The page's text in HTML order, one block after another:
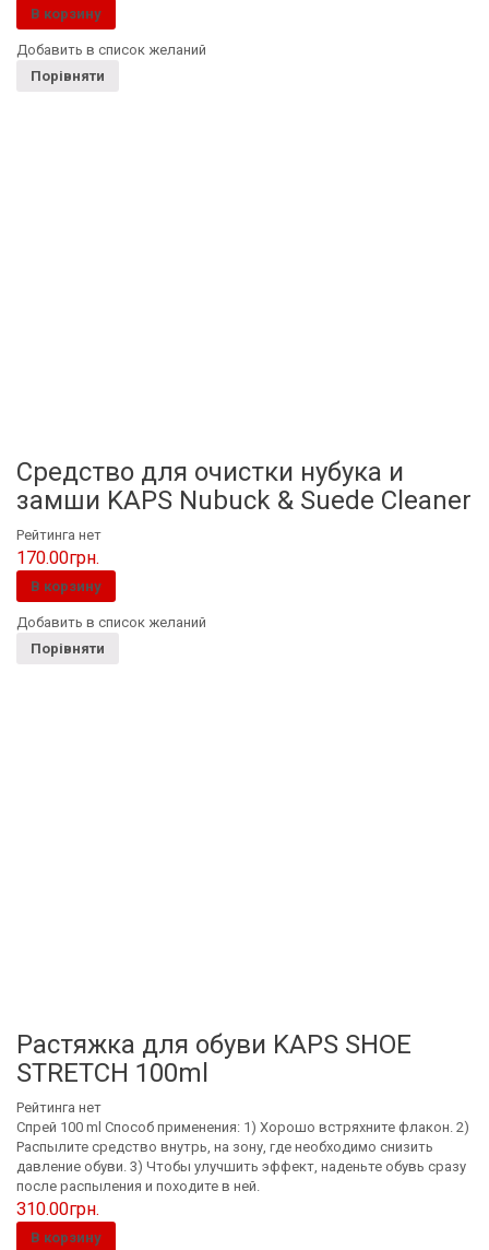
В корзину
Добавить в список желаний
Порівняти
Средство для очистки нубука и
замши KAPS Nubuck & Suede Cleaner
Рейтинга нет
170.00грн.
В корзину
Добавить в список желаний
Порівняти
Растяжка для обуви KAPS SHOE
STRETCH 100ml
Рейтинга нет
Спрей 100 ml Способ применения: 1) Хорошо встряхните флакон. 2)
Распылите средство внутрь, на зону, где необходимо снизить
давление обуви. 3) Чтобы улучшить эффект, наденьте обувь сразу
после распыления и походите в ней.
310.00грн.
В корзину